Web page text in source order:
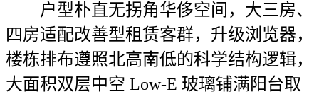
户型朴直无拐角华侈空间，大三房、
四房适配改善型租赁客群，升级浏览器，
楼栋排布遵照北高南低的科学结构逻辑，
大面积双层中空 Low-E 玻璃铺满阳台取